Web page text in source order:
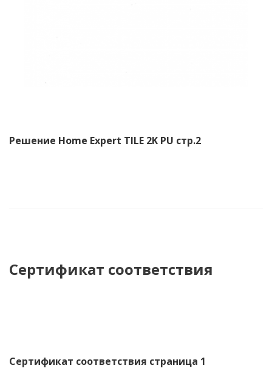
Решение Home Expert TILE 2K PU стр.2
Сертификат соответствия